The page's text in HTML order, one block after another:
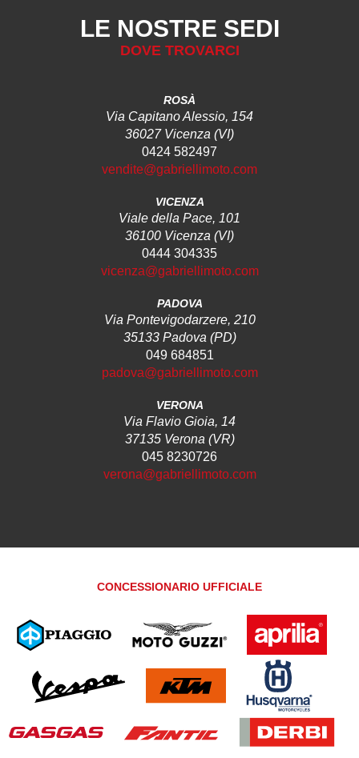
LE NOSTRE SEDI
DOVE TROVARCI
ROSÀ
Via Capitano Alessio, 154
36027 Vicenza (VI)
0424 582497
vendite@gabriellimoto.com
VICENZA
Viale della Pace, 101
36100 Vicenza (VI)
0444 304335
vicenza@gabriellimoto.com
PADOVA
Via Pontevigodarzere, 210
35133 Padova (PD)
049 684851
padova@gabriellimoto.com
VERONA
Via Flavio Gioia, 14
37135 Verona (VR)
045 8230726
verona@gabriellimoto.com
CONCESSIONARIO UFFICIALE